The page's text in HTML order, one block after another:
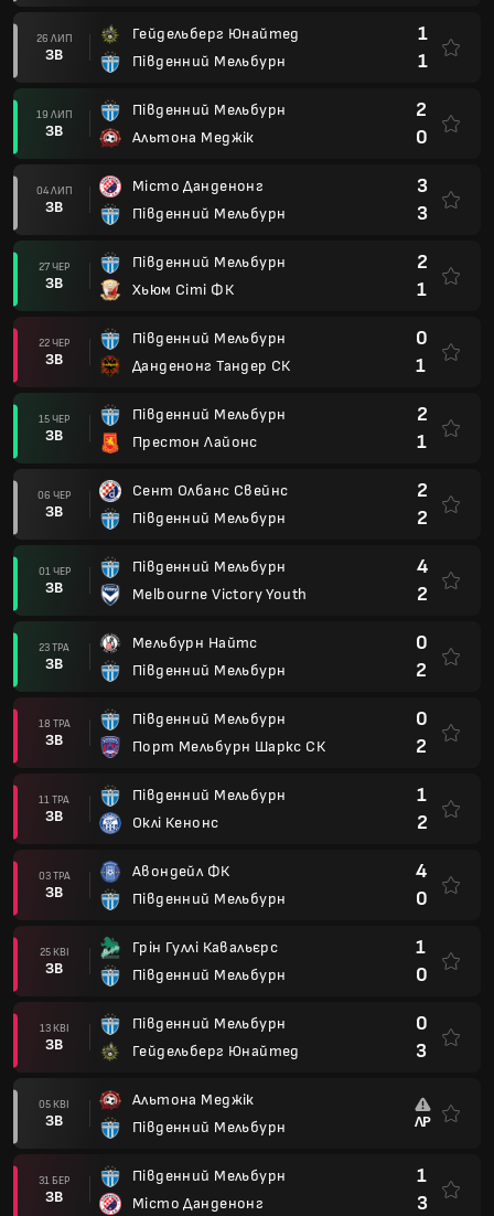
26 ЛИП
ЗВ
Гейдельберг Юнайтед
Південний Мельбурн
1
1
19 ЛИП
ЗВ
Південний Мельбурн
Альтона Меджік
2
0
04 ЛИП
ЗВ
Місто Данденонг
Південний Мельбурн
3
3
27 ЧЕР
ЗВ
Південний Мельбурн
Хьюм Сіті ФК
2
1
22 ЧЕР
ЗВ
Південний Мельбурн
Данденонг Тандер СК
0
1
15 ЧЕР
ЗВ
Південний Мельбурн
Престон Лайонс
2
1
06 ЧЕР
ЗВ
Сент Олбанс Свейнс
Південний Мельбурн
2
2
01 ЧЕР
ЗВ
Південний Мельбурн
Melbourne Victory Youth
4
2
23 ТРА
ЗВ
Мельбурн Найтс
Південний Мельбурн
0
2
18 ТРА
ЗВ
Південний Мельбурн
Порт Мельбурн Шаркс СК
0
2
11 ТРА
ЗВ
Південний Мельбурн
Оклі Кенонс
1
2
03 ТРА
ЗВ
Авондейл ФК
Південний Мельбурн
4
0
25 КВІ
ЗВ
Грін Гуллі Кавальєрс
Південний Мельбурн
1
0
13 КВІ
ЗВ
Південний Мельбурн
Гейдельберг Юнайтед
0
3
05 КВІ
ЗВ
Альтона Меджік
Південний Мельбурн
ЛР
31 БЕР
ЗВ
Південний Мельбурн
Місто Данденонг
1
3